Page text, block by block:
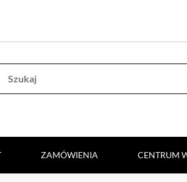
ZAMÓWIENIA CENTRUM